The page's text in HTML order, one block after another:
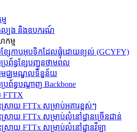
បង និងឧបករណ៍
ម្ម
ែកាបអុបទិកដែលផ្លុំដោយខ្យល់ (GCYFY)
ព័ន្ធខ្សែបញ្ជូនថាមពល
ជ្ឈមណ្ឌលទិន្នន័យ
ព័ន្ធបណ្តាញ Backbone
រាយ FTTx សម្រាប់អគារខ្ពស់ៗ
រាយ FTTx សម្រាប់លំនៅដ្ឋានច្រើនជាន់
រាយ FTTx សម្រាប់លំនៅដ្ឋានវីឡា